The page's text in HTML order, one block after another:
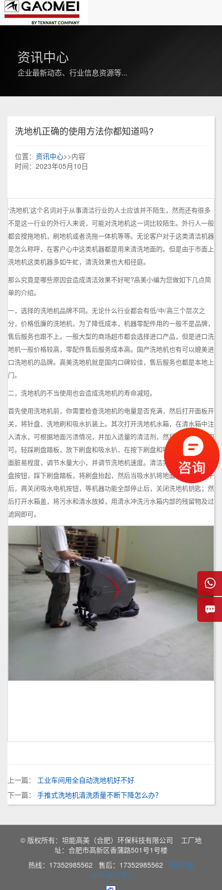
资讯中心
企业最新动态、行业信息资源等...
洗地机正确的使用方法你都知道吗?
位置： 资讯中心>>内容
时间：2023年05月10日
‘洗地机’这个名词对于从事清洁行业的人士应该并不陌生，然而还有很多
不是这一行业的外行人来说，可能对洗地机这一词比较陌生。外行人一般
都会搜拖地机，刷地机或者洗拖一体机等等。 无论客户对于这类清洁机器
是怎么称呼，在客户心中这类机器都是用来清洗地面的。但是由于市面上
洗地机这类机器多如牛虻，清洗效果也大相径庭。
那么究竟是哪些原因会造成清洁效果不好呢?高美小编为您做如下几点简
单的介绍。
一，选择的洗地机品牌不同。无论什么行业都会有低/中/高三个层次之
分，价格低廉的洗地机，为了降低成本，机器零配件用的一般不是品牌，
售后服务也跟不上。一般大型的商场超市都会选择进口产品，但是进口洗
地机一般价格较高，零配件售后服务成本高。国产洗地机也有可以媲美进
口洗地机的品牌。高美洗地机就是国内口碑较佳，售后服务也都是本地上
门。
二，洗地机的不当使用也会造成洗地机的寿命减短。
首先使用洗地机前，你需要检查洗地机的电量是否充满，然后打开面板开
关，将针盘、洗地刷和吸水扒装上。其次打开洗地机水箱，在清水箱中注
入清水，可根据地面污渍情况，并加入适量的清洁剂，然后将水箱盖严即
可。轻踩刷盘踏板，放下刷盘和吸水扒，在按下刷盘和吸水开关，按照地
面脏易程度，调节水量大小，并调节洗地机速度。 清洁完成后，先关闭刷
盘按钮，踩下刷盘踏板，将刷盘抬起，然后当吸水扒将地面积水全部吸干
后，再关闭吸水电机按钮，等机器功能全部停止后，关闭洗地机钥匙；然
后打开水箱盖，将污水和清水放掉，用清水冲洗污水箱内部的残留物及过
滤网即可。
上一篇：
工业车间用全自动洗地机好不好
下一篇：
手推式洗地机清洗质量不断下降怎么办？
© 版权所有：坦能高美（合肥）环保科技有限公司 工厂地
址：合肥市高新区香蒲路501号1号楼
热线：17352985562 售后：17352985562 皖ICP备
14001481号-1